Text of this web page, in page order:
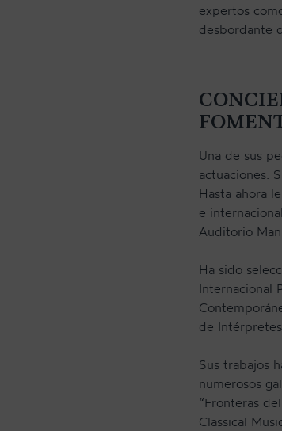
expertos
desbordante
Una de sus
actuaciones.
Hasta ahora
e
Auditorio
Ha sido
Internacional
de Intérpretes
Sus trabajos
numerosos
“Fronteras
Classical